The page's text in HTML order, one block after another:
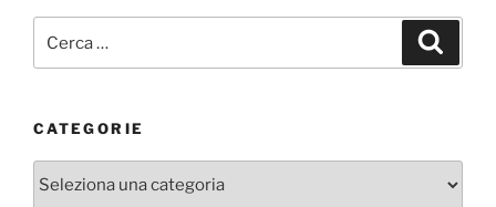
CATEGORIE
Categorie